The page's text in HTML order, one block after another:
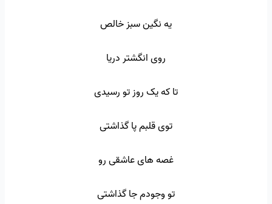
یه نگین سبز خالص
روی انگشتر دریا
تا که یک روز تو رسیدی
توی قلبم پا گذاشتی
غصه های عاشقی رو
تو وجودم جا گذاشتی